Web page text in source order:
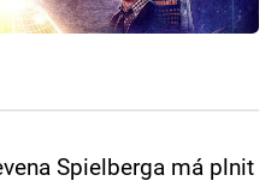
Spielberga má plnit